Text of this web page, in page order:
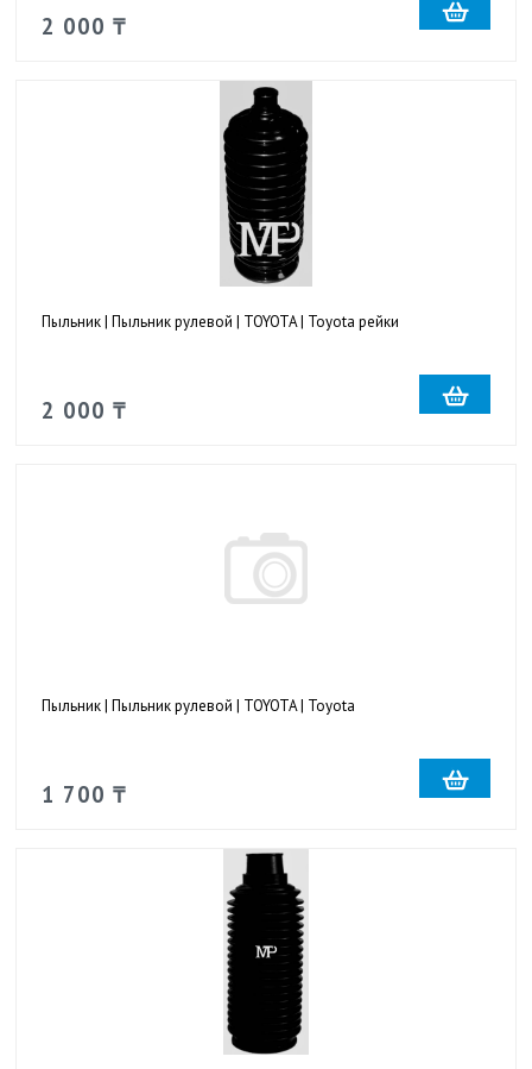
2 000 ₸
Пыльник | Пыльник рулевой | TOYOTA | Toyota рейки
2 000 ₸
Пыльник | Пыльник рулевой | TOYOTA | Toyota
1 700 ₸